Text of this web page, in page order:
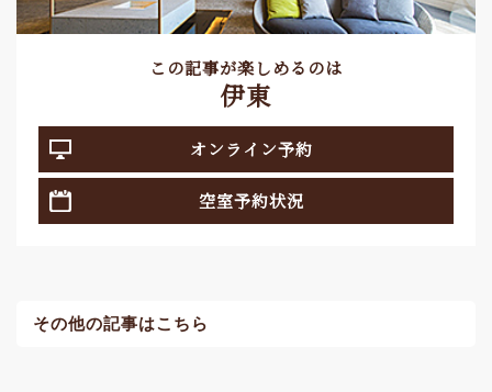
この記事が楽しめるのは
伊東
オンライン予約
空室予約状況
その他の記事はこちら